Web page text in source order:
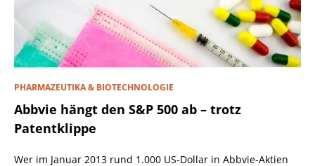
PHARMAZEUTIKA & BIOTECHNOLOGIE
Abbvie hängt den S&P 500 ab – trotz
Patentklippe
Wer im Januar 2013 rund 1.000 US-Dollar in Abbvie-Aktien